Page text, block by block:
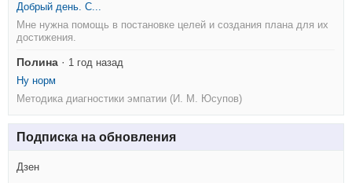
Добрый день. С...
Мне нужна помощь в постановке целей и создания плана для их
достижения.
Полина · 1 год назад
Ну норм
Методика диагностики эмпатии (И. М. Юсупов)
Подписка на обновления
Дзен